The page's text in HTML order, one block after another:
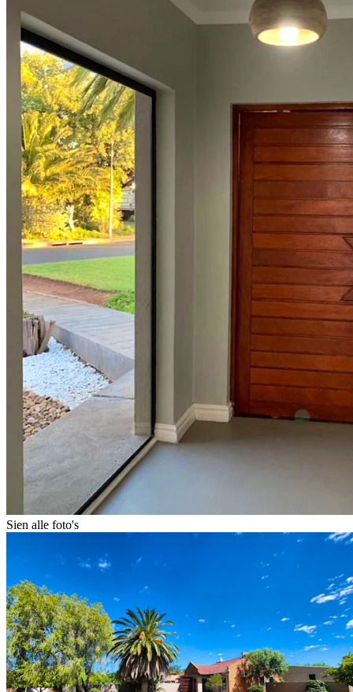
Sien alle foto's